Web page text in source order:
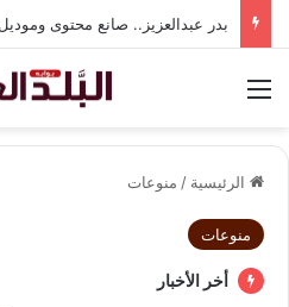
الرئيسية / منوعات
منوعات
أخر الأخبار